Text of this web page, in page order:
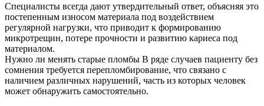
Специалисты всегда дают утвердительный ответ, объясняя это
постепенным износом материала под воздействием
регулярной нагрузки, что приводит к формированию
микротрещин, потере прочности и развитию кариеса под
материалом.
Нужно ли менять старые пломбы В ряде случаев пациенту без
сомнения требуется перепломбирование, что связано с
наличием различных нарушений, часть из которых человек
может обнаружить самостоятельно.